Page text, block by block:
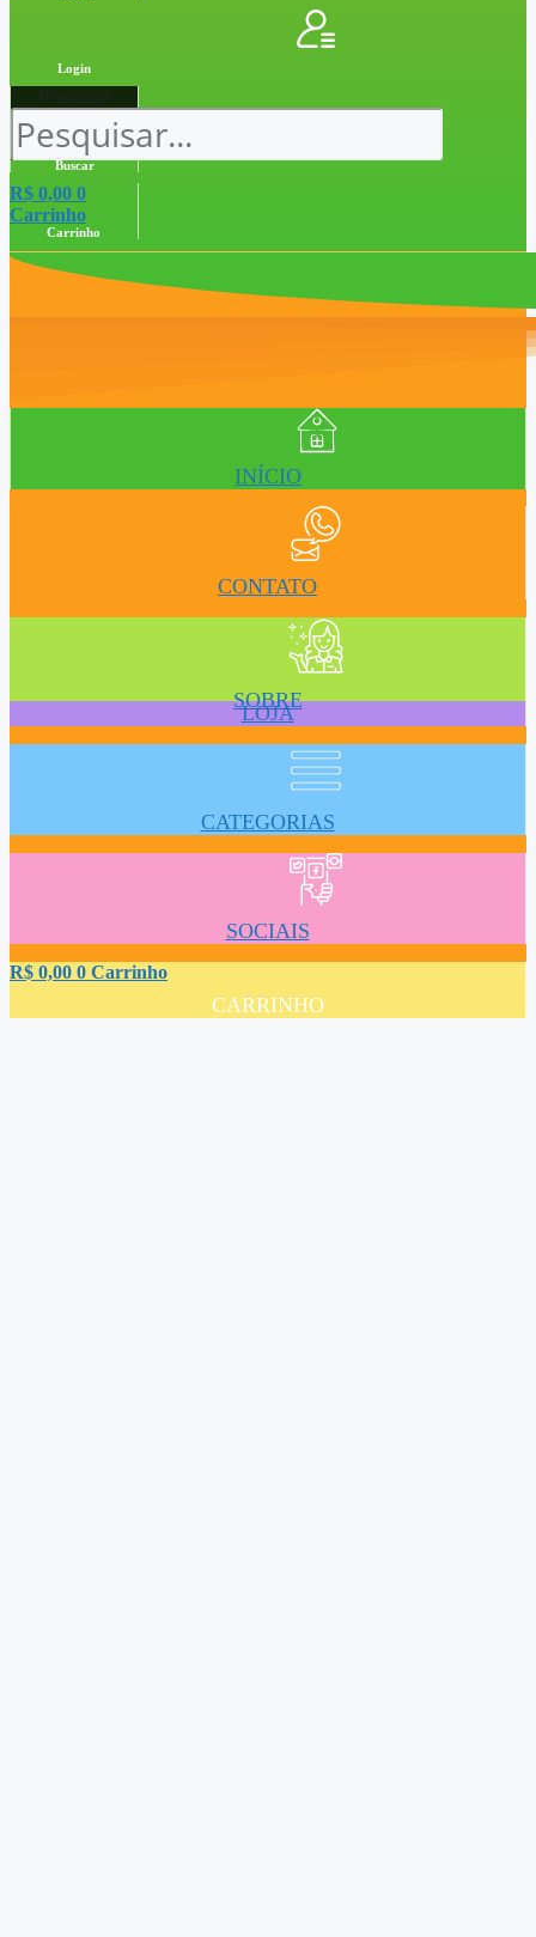
Login
Pesquisar
Buscar
R$ 0,00 0
Carrinho
Carrinho
INÍCIO
CONTATO
SOBRE
LOJA
CATEGORIAS
SOCIAIS
R$ 0,00 0 Carrinho
CARRINHO